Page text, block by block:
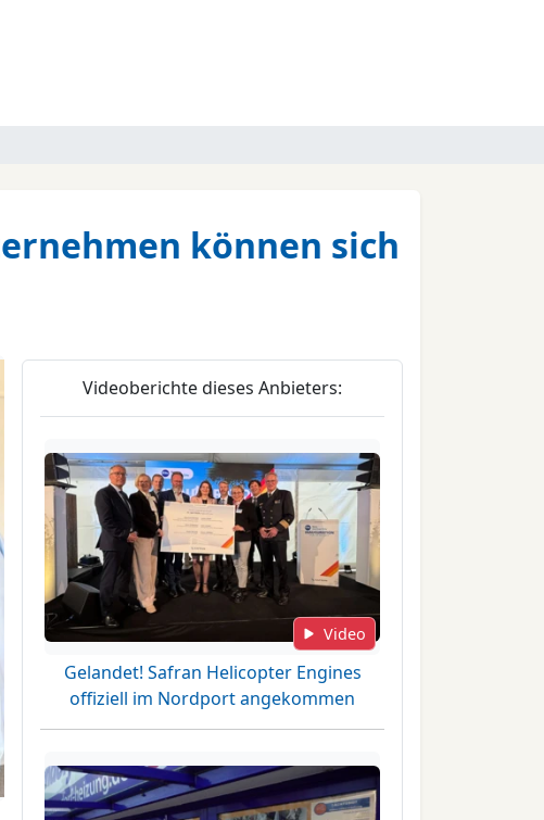
können sich
Videoberichte dieses Anbieters:
Video
Gelandet! Safran Helicopter Engines
offiziell im Nordport angekommen